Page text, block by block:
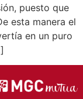
puesto que
esta manera el
en un puro